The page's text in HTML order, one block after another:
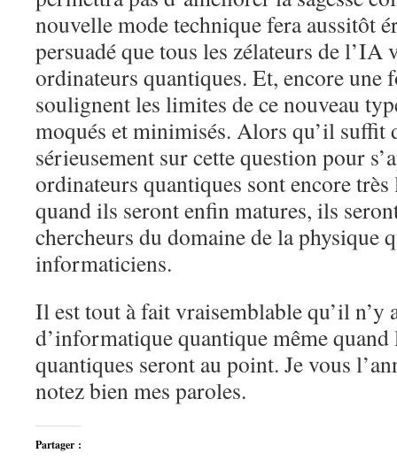
nouvelle mode technique fera aussitôt
persuadé que tous les zélateurs de l’IA
ordinateurs quantiques. Et, encore une
soulignent les limites de ce nouveau
moqués et minimisés. Alors qu’il suffit
sérieusement sur cette question pour
ordinateurs quantiques sont encore
quand ils seront enfin matures, ils
chercheurs du domaine de la physique
informaticiens.
Il est tout à fait vraisemblable qu’il n’y
d’informatique quantique même
quantiques seront au point. Je vous
notez bien mes paroles.
Partager :